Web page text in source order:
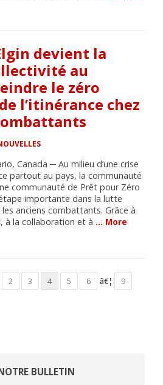
devient la
au
le zéro
l’itinérance chez
Canada ─ Au milieu d’une crise
partout au pays, la communauté
communauté de Prêt pour Zéro
importante dans la lutte
les anciens combattants. Grâce à
à la collaboration et à … More
2 3 4 5 6 â€¦
9
BULLETIN